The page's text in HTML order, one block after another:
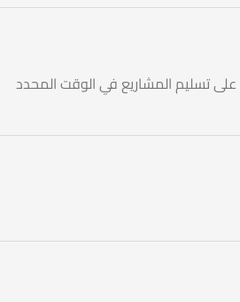
عادةً ما تستغرق مشاريع تصميم المواقع البسيطة من 2 إلى 4 أسابيع، بينما المشاريع الأكبر قد تحتاج وقت أطول حسب التعقيد. وتحرص La Casa Code على تسليم المشاريع في الوقت المحدد